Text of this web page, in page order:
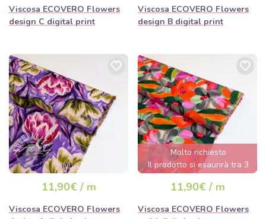
Viscosa ECOVERO Flowers
design C digital print
Viscosa ECOVERO Flowers
design B digital print
11,90€ / m
Viscosa ECOVERO Flowers
Molto richiesto
Il prodotto si esaurirà tra 3
giorni.
11,90€ / m
Viscosa ECOVERO Flowers